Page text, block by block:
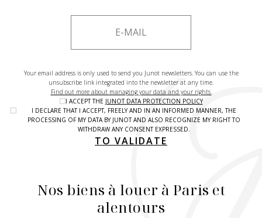
Your email address is only used to send you Junot newsletters. You can use the
unsubscribe link integrated into the newsletter at any time.
Find out more about managing your data and your rights.
I ACCEPT THE JUNOT DATA PROTECTION POLICY
I DECLARE THAT I ACCEPT, FREELY AND IN AN INFORMED MANNER, THE
PROCESSING OF MY DATA BY JUNOT AND ALSO RECOGNIZE MY RIGHT TO
WITHDRAW ANY CONSENT EXPRESSED.
TO VALIDATE
Nos biens à louer à Paris et
alentours